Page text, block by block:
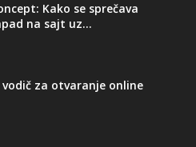
Kako se sprečava
na sajt uz...
za otvaranje online